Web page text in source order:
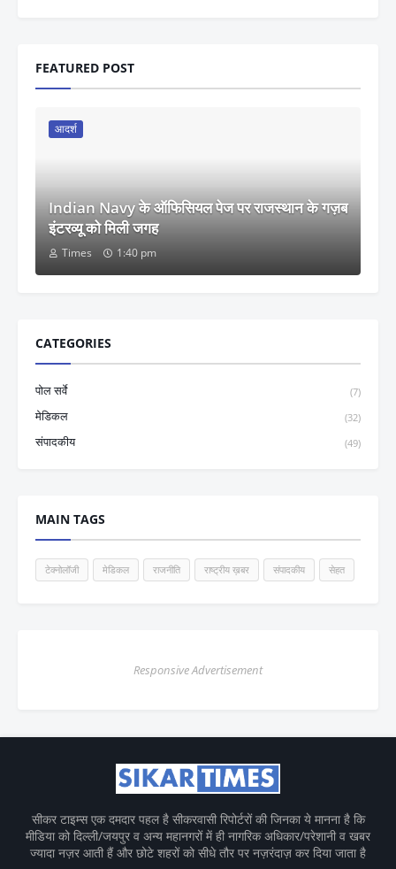
FEATURED POST
आदर्श
Indian Navy के ऑफिसियल पेज पर राजस्थान के गज़ब
इंटरव्यू को मिली जगह
Times 1:40 pm
CATEGORIES
पोल सर्वे (7)
मेडिकल (32)
संपादकीय (49)
MAIN TAGS
टेक्नोलॉजी मेडिकल राजनीति राष्ट्रीय ख़बर संपादकीय सेहत
Responsive Advertisement
सीकर टाइम्स एक दमदार पहल है सीकरवासी रिपोर्टरों की जिनका ये मानना है कि
मीडिया को दिल्ली/जयपुर व अन्य महानगरों में ही नागरिक अधिकार/परेशानी व खबर
ज्यादा नज़र आती हैं और छोटे शहरों को सीधे तौर पर नज़रंदाज़ कर दिया जाता है